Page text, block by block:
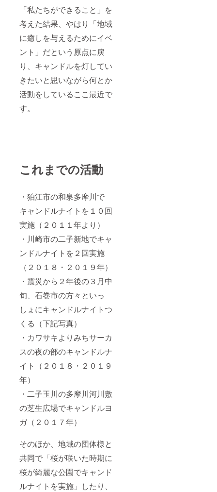
「私たちができること」を
考えた結果、やはり「地域
に癒しを与えるためにイベ
ント」だという原点に戻
り、キャンドルを灯してい
きたいと思いながら何とか
活動をしているここ最近で
す。
これまでの活動
・狛江市の和泉多摩川で
キャンドルナイトを１０回
実施（２０１１年より）
・川崎市の二子新地でキャ
ンドルナイトを２回実施
（２０１８・２０１９年）
・震災から２年後の３月中
旬、石巻市の方々といっ
しょにキャンドルナイトつ
くる（下記写真）
・カワサキよりみちサーカ
スの夜の部のキャンドルナ
イト（２０１８・２０１９
年）
・二子玉川の多摩川河川敷
の芝生広場でキャンドルヨ
ガ（２０１７年）
そのほか、地域の団体様と
共同で「桜が咲いた時期に
桜が綺麗な公園でキャンド
ルナイトを実施」したり、